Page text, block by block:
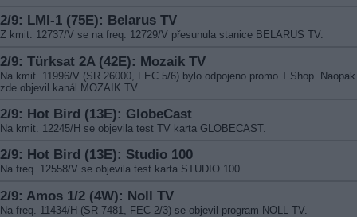
2/9: LMI-1 (75E): Belarus TV
Z kmit. 12737/V se na freq. 12729/V přesunula stanice BELARUS TV.
2/9: Türksat 2A (42E): Mozaik TV
Na kmit. 11996/V (SR 26000, FEC 5/6) bylo odpojeno promo T.Shop.
zde objevil kanál MOZAIK TV.
2/9: Hot Bird (13E): GlobeCast
Na kmit. 12245/H se objevila test TV karta GLOBECAST.
2/9: Hot Bird (13E): Studio 100
Na freq. 12558/V se objevila test karta STUDIO 100.
2/9: Amos 1/2 (4W): Noll TV
Na freq. 11434/H (SR 7481, FEC 2/3) se objevil program NOLL TV.